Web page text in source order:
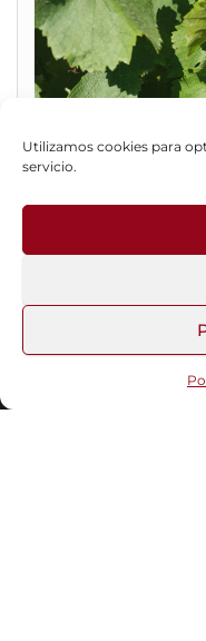
Utilizamos cookies para
servicio.
Funciona gracias a